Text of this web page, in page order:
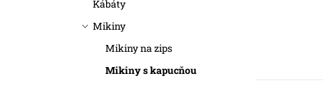
Kábáty
Mikiny
Mikiny na zips
Mikiny s kapucňou